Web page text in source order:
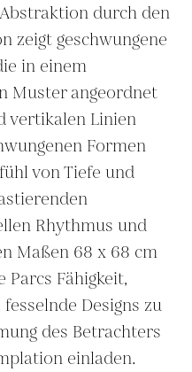
durch den
zeigt geschwungene
in einem
Muster angeordnet
vertikalen Linien
Formen
von Tiefe und
Rhythmus und
Maßen 68 x 68 cm
Fähigkeit,
Designs zu
des Betrachters
einladen.